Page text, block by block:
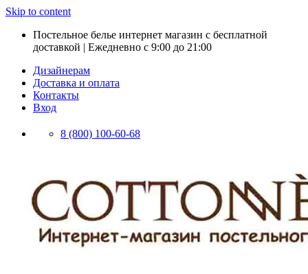
Skip to content
Постельное белье интернет магазин с бесплатной
доставкой | Ежедневно с 9:00 до 21:00
Дизайнерам
Доставка и оплата
Контакты
Вход
8 (800) 100-60-68